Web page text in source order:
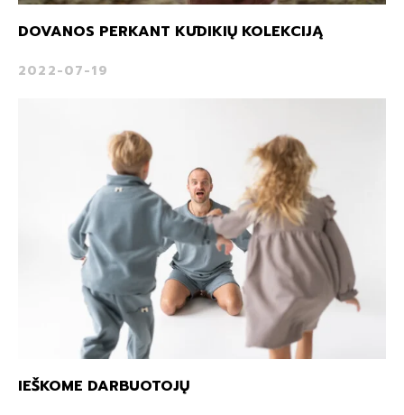
DOVANOS PERKANT KŪDIKIŲ KOLEKCIJĄ
2022-07-19
IEŠKOME DARBUOTOJŲ